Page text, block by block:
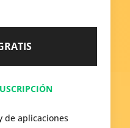
de aplicaciones